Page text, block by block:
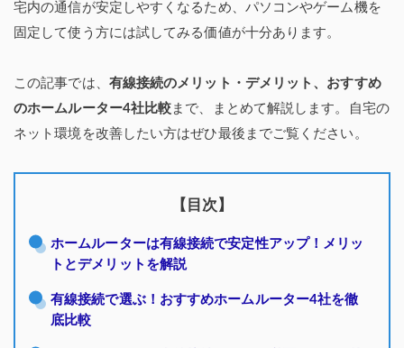
宅内の通信が安定しやすくなるため、パソコンやゲーム機を
固定して使う方には試してみる価値が十分あります。
この記事では、 有線接続のメリット・デメリット、おすすめ
のホームルーター4社比較 まで、まとめて解説します。自宅の
ネット環境を改善したい方はぜひ最後までご覧ください。
【目次】
ホームルーターは有線接続で安定性アップ！メリッ
トとデメリットを解説
有線接続で選ぶ！おすすめホームルーター4社を徹
底比較